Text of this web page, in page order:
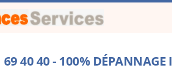
40 40 - 100% DÉPANNAGE